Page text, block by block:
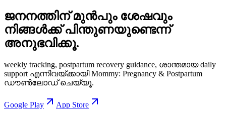
ജനനത്തിന് മുൻപും ശേഷവും
നിങ്ങള്‍ക്ക് പിന്തുണയുണ്ടെന്ന്
അനുഭവിക്കൂ.
weekly tracking, postpartum recovery guidance, ശാന്തമായ daily
support എന്നിവയ്ക്കായി Mommy: Pregnancy & Postpartum
ഡൗൺലോഡ് ചെയ്യൂ.
Google Play
App Store